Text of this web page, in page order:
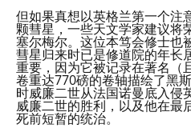
但如果真想以英格兰第一个注
颗彗星，一些天文学家建议将
塞尔梅尔。这位本笃会修士也
彗星归来时已是修道院的年长
重要，因为它被记录在著名（
卷重达770磅的卷轴描绘了黑
时威廉二世从法国诺曼底入侵
威廉二世的胜利，以及他在最
死前短暂的统治。